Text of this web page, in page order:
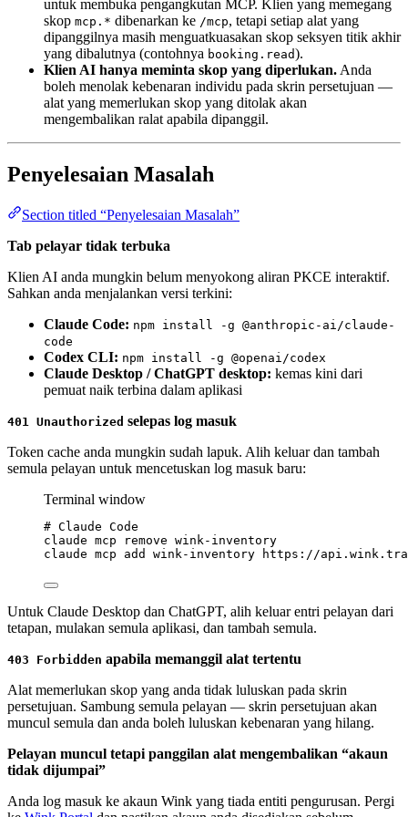
untuk membuka pengangkutan MCP. Klien yang memegang
skop mcp.* dibenarkan ke /mcp, tetapi setiap alat yang
dipanggilnya masih menguatkuasakan skop seksyen titik akhir
yang dibalutnya (contohnya booking.read).
Klien AI hanya meminta skop yang diperlukan. Anda
boleh menolak kebenaran individu pada skrin persetujuan —
alat yang memerlukan skop yang ditolak akan
mengembalikan ralat apabila dipanggil.
Penyelesaian Masalah
Section titled “Penyelesaian Masalah”
Tab pelayar tidak terbuka
Klien AI anda mungkin belum menyokong aliran PKCE interaktif.
Sahkan anda menjalankan versi terkini:
Claude Code: npm install -g @anthropic-ai/claude-
code
Codex CLI: npm install -g @openai/codex
Claude Desktop / ChatGPT desktop: kemas kini dari
pemuat naik terbina dalam aplikasi
401 Unauthorized selepas log masuk
Token cache anda mungkin sudah lapuk. Alih keluar dan tambah
semula pelayan untuk mencetuskan log masuk baru:
Terminal window
# Claude Code
claude mcp remove wink-inventory
claude mcp add wink-inventory https://
Untuk Claude Desktop dan ChatGPT, alih keluar entri pelayan dari
tetapan, mulakan semula aplikasi, dan tambah semula.
403 Forbidden apabila memanggil alat tertentu
Alat memerlukan skop yang anda tidak luluskan pada skrin
persetujuan. Sambung semula pelayan — skrin persetujuan akan
muncul semula dan anda boleh luluskan kebenaran yang hilang.
Pelayan muncul tetapi panggilan alat mengembalikan “akaun
tidak dijumpai”
Anda log masuk ke akaun Wink yang tiada entiti pengurusan. Pergi